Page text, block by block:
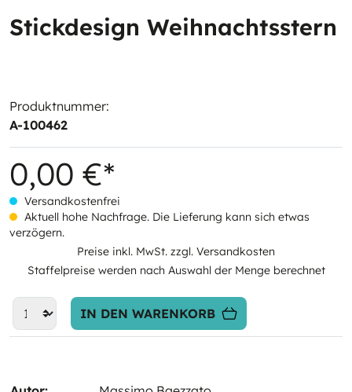
Stickdesign Weihnachtsstern
Produktnummer:
A-100462
0,00 €*
Versandkostenfrei
Aktuell hohe Nachfrage. Die Lieferung kann sich etwas
verzögern.
Preise inkl. MwSt. zzgl. Versandkosten
Staffelpreise werden nach Auswahl der Menge berechnet
IN DEN WARENKORB